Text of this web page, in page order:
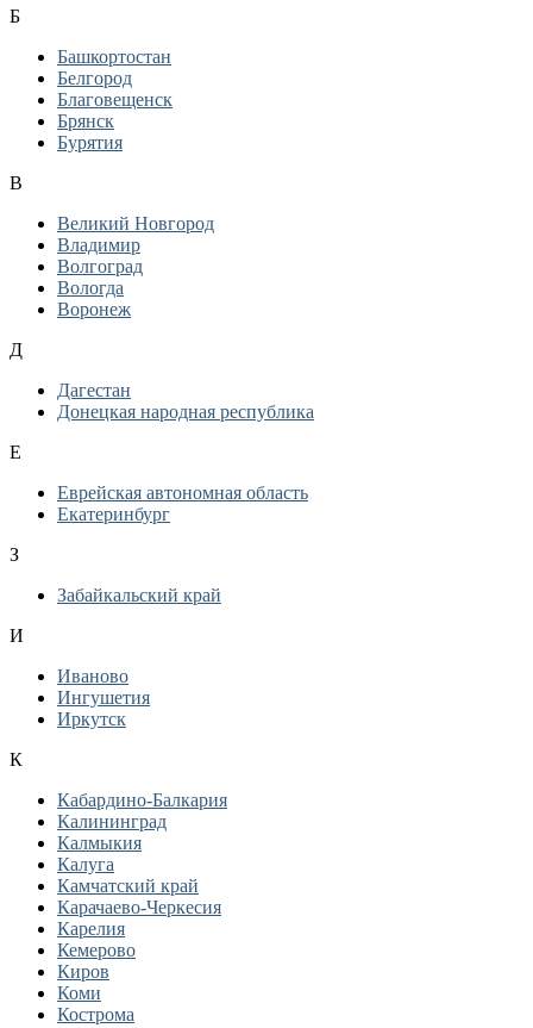
Б
Башкортостан
Белгород
Благовещенск
Брянск
Бурятия
В
Великий Новгород
Владимир
Волгоград
Вологда
Воронеж
Д
Дагестан
Донецкая народная республика
Е
Еврейская автономная область
Екатеринбург
З
Забайкальский край
И
Иваново
Ингушетия
Иркутск
К
Кабардино-Балкария
Калининград
Калмыкия
Калуга
Камчатский край
Карачаево-Черкесия
Карелия
Кемерово
Киров
Коми
Кострома